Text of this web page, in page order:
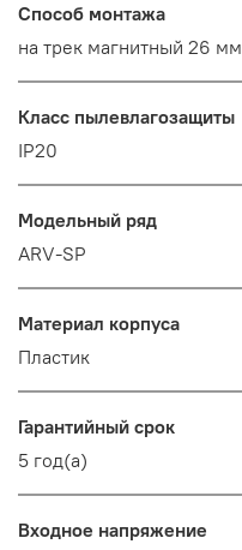
Способ монтажа
на трек магнитный 26 мм
Класс пылевлагозащиты
IP20
Модельный ряд
ARV-SP
Материал корпуса
Пластик
Гарантийный срок
5 год(а)
Входное напряжение